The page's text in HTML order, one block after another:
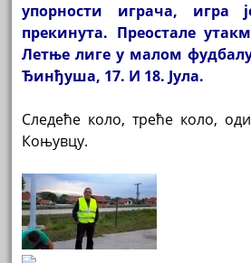
упорности играча, игра
прекинута. Преостале
Летње лиге у малом
Ђинђуша, 17. И 18. Јула.
Следеће коло, треће коло,
Коњувцу.